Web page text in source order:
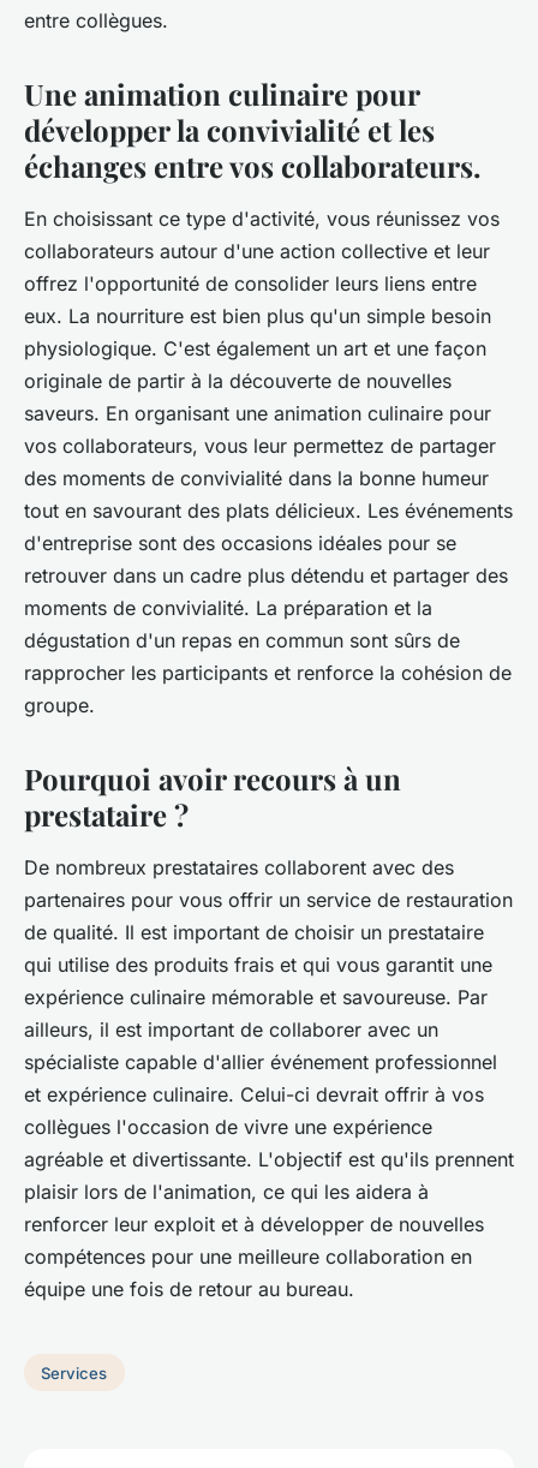
entre collègues.
Une animation culinaire pour
développer la convivialité et les
échanges entre vos collaborateurs.
En choisissant ce type d'activité, vous réunissez vos
collaborateurs autour d'une action collective et leur
offrez l'opportunité de consolider leurs liens entre
eux. La nourriture est bien plus qu'un simple besoin
physiologique. C'est également un art et une façon
originale de partir à la découverte de nouvelles
saveurs. En organisant une animation culinaire pour
vos collaborateurs, vous leur permettez de partager
des moments de convivialité dans la bonne humeur
tout en savourant des plats délicieux. Les événements
d'entreprise sont des occasions idéales pour se
retrouver dans un cadre plus détendu et partager des
moments de convivialité. La préparation et la
dégustation d'un repas en commun sont sûrs de
rapprocher les participants et renforce la cohésion de
groupe.
Pourquoi avoir recours à un
prestataire ?
De nombreux prestataires collaborent avec des
partenaires pour vous offrir un service de restauration
de qualité. Il est important de choisir un prestataire
qui utilise des produits frais et qui vous garantit une
expérience culinaire mémorable et savoureuse. Par
ailleurs, il est important de collaborer avec un
spécialiste capable d'allier événement professionnel
et expérience culinaire. Celui-ci devrait offrir à vos
collègues l'occasion de vivre une expérience
agréable et divertissante. L'objectif est qu'ils prennent
plaisir lors de l'animation, ce qui les aidera à
renforcer leur exploit et à développer de nouvelles
compétences pour une meilleure collaboration en
équipe une fois de retour au bureau.
Services